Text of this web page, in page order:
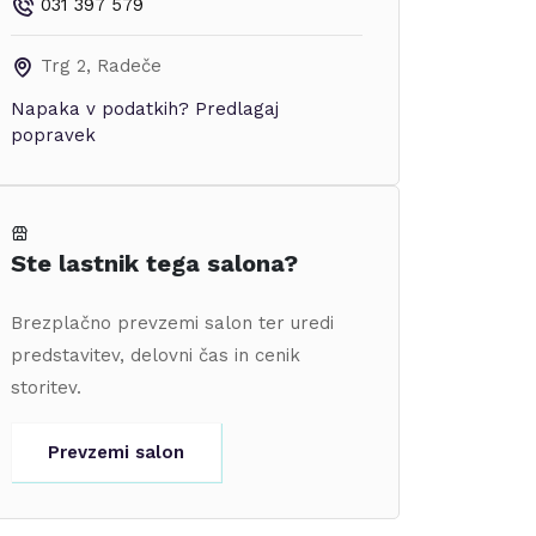
031 397 579
Trg 2, Radeče
Napaka v podatkih? Predlagaj
popravek
Ste lastnik tega salona?
Brezplačno prevzemi salon ter uredi
predstavitev, delovni čas in cenik
storitev.
Prevzemi salon